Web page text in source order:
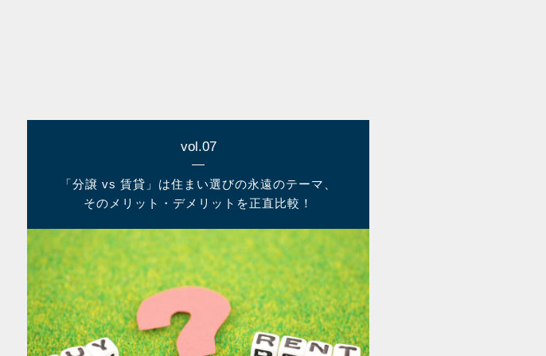
vol.07
「分譲 vs 賃貸」は住まい選びの永遠のテーマ、
そのメリット・デメリットを正直比較！